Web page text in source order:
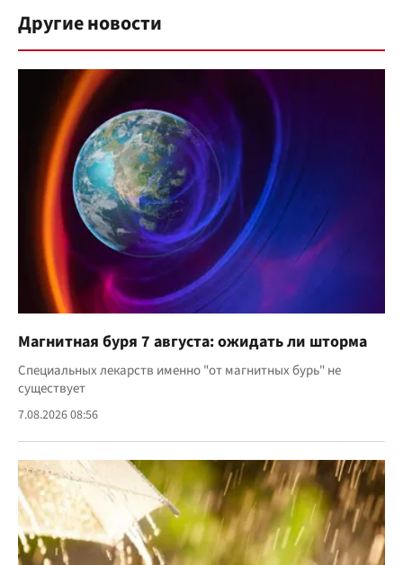
Другие новости
Магнитная буря 7 августа: ожидать ли шторма
Специальных лекарств именно "от магнитных бурь" не
существует
7.08.2026 08:56